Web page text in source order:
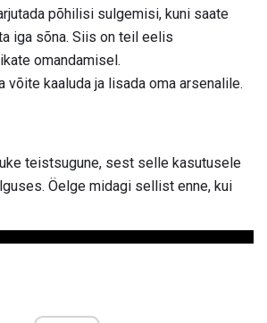
põhilisi sulgemisi, kuni saate
iga sõna. Siis on teil eelis
omandamisel.
võite kaaluda ja lisada oma arsenalile.
teistsugune, sest selle kasutusele
Öelge midagi sellist enne, kui